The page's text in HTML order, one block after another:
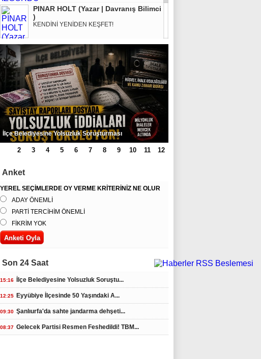
İhtiyaç
BBDK'DAN GECE
YARISI KARARI
BAŞKAN ALKAN
HERKESE EŞİT
ŞEKİLDE HİZMET
ETMEK
BOYNUMUZUN
BORCUDUR
PINAR HOLT (Yazar | Davranış Bilimci
)
KENDİNİ YENİDEN KEŞFET!
MURAT KÜÇÜK
SMA HASTALIĞINA KARŞI DEVLET DESTEĞİ
ŞART
Eyyübiye İlçesinde 50 Yaşındaki Adam Banyoda Ölü
Bulundu
2 3 4 5 6 7 8 9 10 11 12
Anket
YEREL SEÇİMLERDE OY VERME KRİTERİNİZ NE OLUR
ADAY ÖNEMLİ
PARTİ TERCİHİM ÖNEMLİ
FİKRİM YOK
Son 24 Saat
15:16 İlçe Belediyesine Yolsuzluk Soruştu...
12:25 Eyyübiye İlçesinde 50 Yaşındaki A...
09:30 Şanlıurfa'da sahte jandarma dehşeti...
08:37 Gelecek Partisi Resmen Feshedildi! TBM...